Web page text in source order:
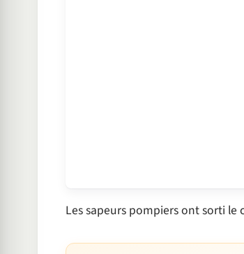
Les sapeurs pompiers ont sorti le